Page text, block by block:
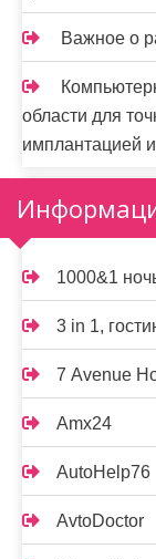
Важное о
области для
имплантацией
1000&1
3 in 1,
7 Avenue
Amx24
AutoHelp76
AvtoDoctor